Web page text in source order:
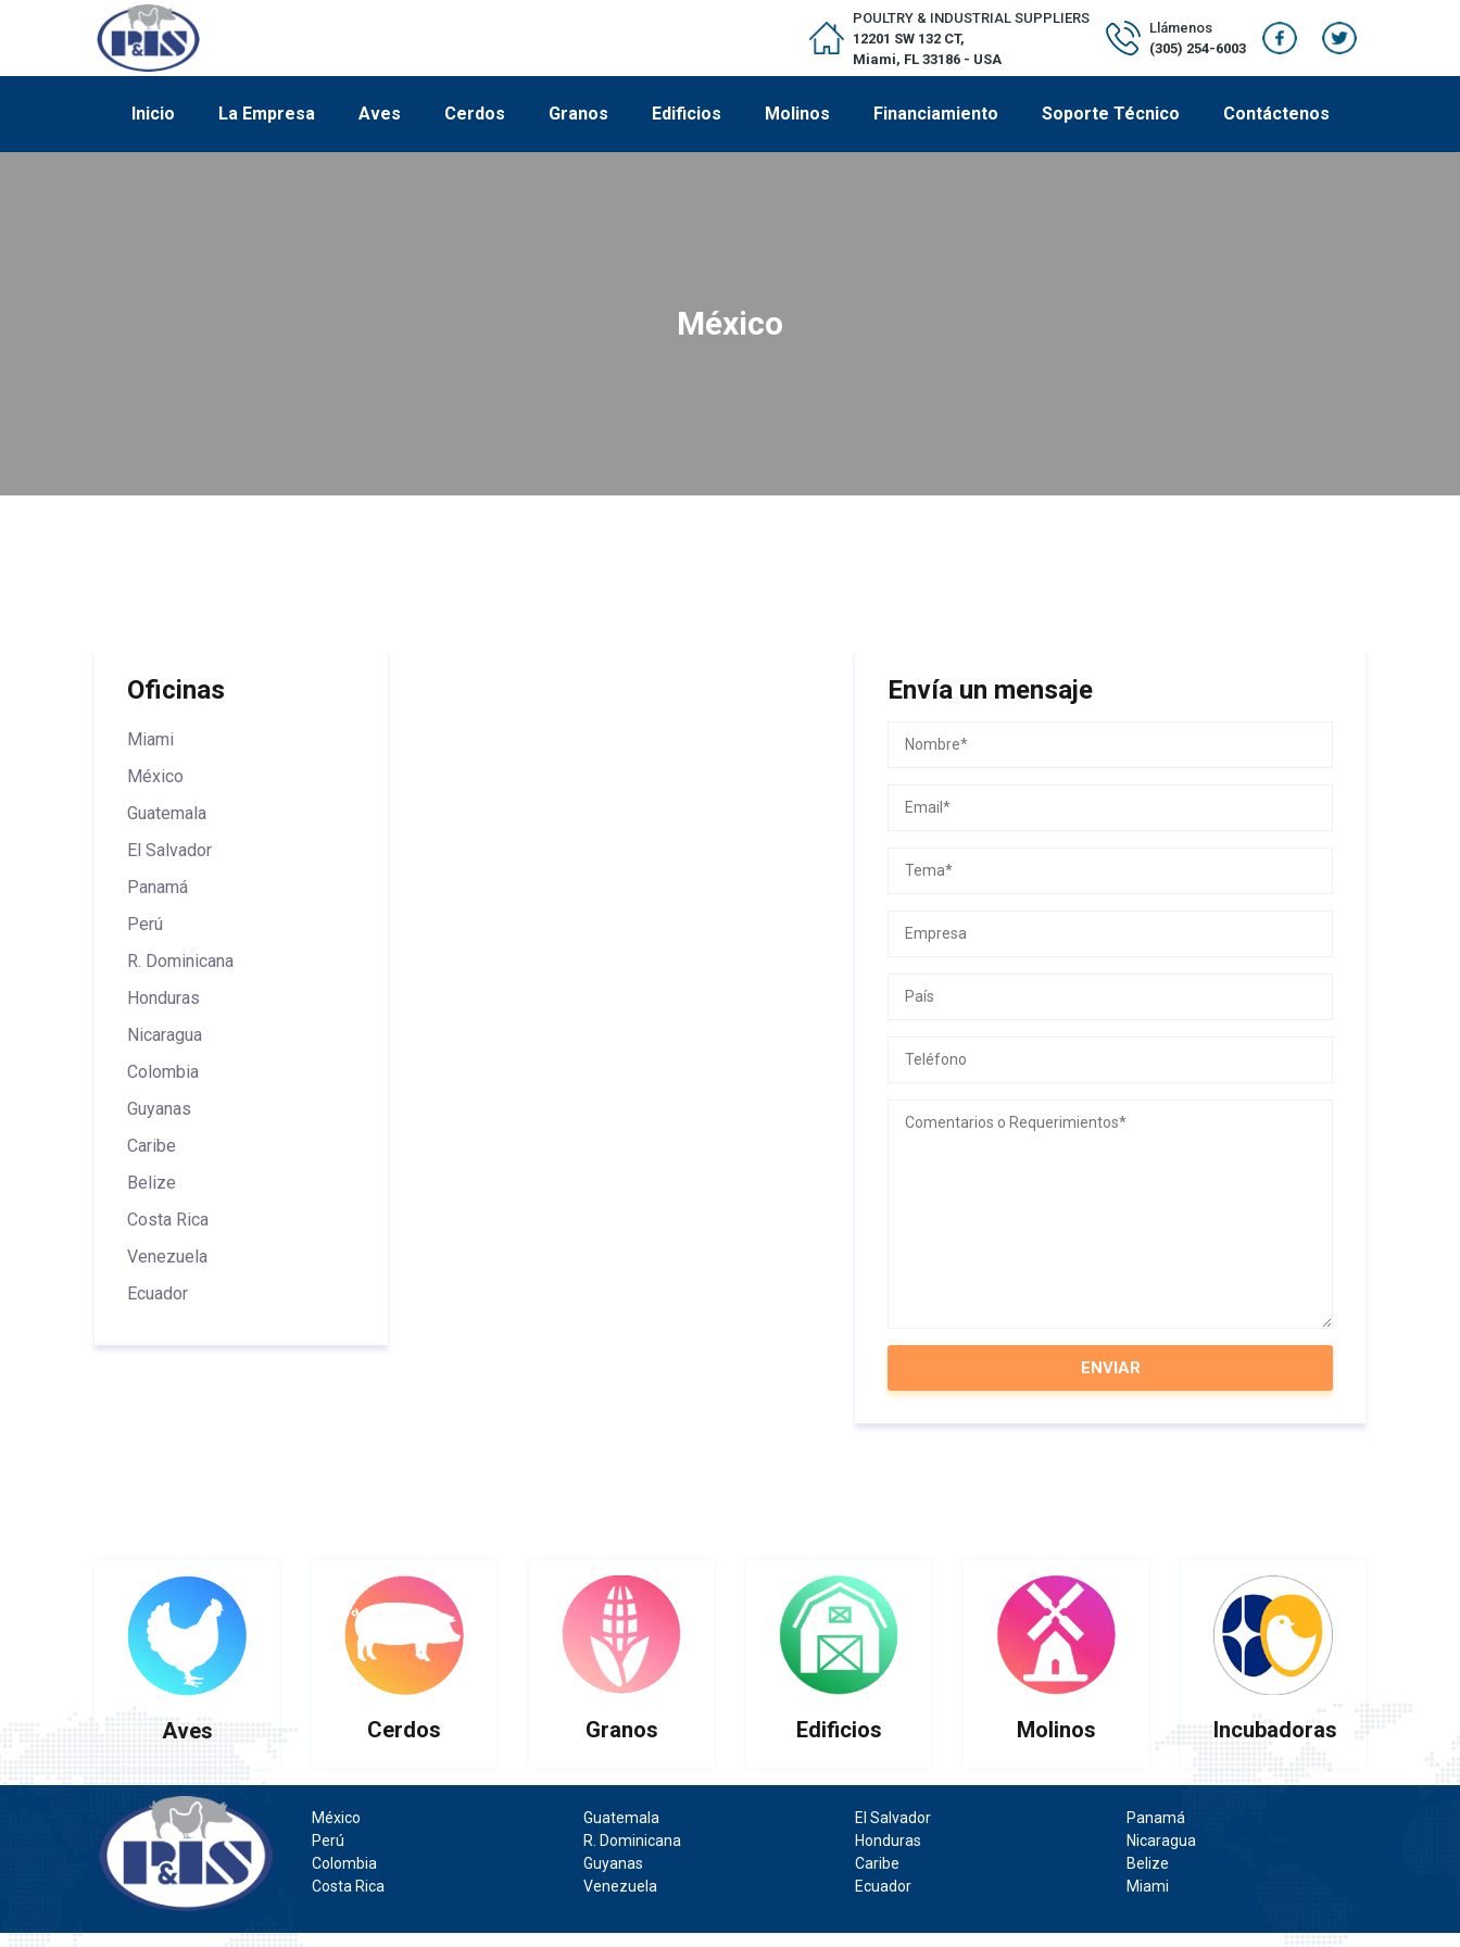
POULTRY & INDUSTRIAL SUPPLIERS
12201 SW 132 CT,
Miami, FL 33186 - USA
Llámenos
(305) 254-6003
Inicio La Empresa Aves Cerdos Granos Edificios Molinos Financiamiento Soporte Técnico Contáctenos
México
Oficinas
Miami
México
Guatemala
El Salvador
Panamá
Perú
R. Dominicana
Honduras
Nicaragua
Colombia
Guyanas
Caribe
Belize
Costa Rica
Venezuela
Ecuador
Envía un mensaje
ENVIAR
Aves Cerdos Granos Edificios Molinos Incubadoras
México Guatemala El Salvador
Panamá
Perú
R. Dominicana Honduras
Nicaragua
Colombia
Guyanas Caribe
Belize
Costa Rica
Venezuela Ecuador Miami